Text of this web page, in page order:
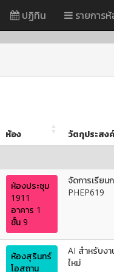
ปฏิทิน รายการห้
ห้อง วัตถุประสงค์
ห้องประชุม
1911
อาคาร 1
ชั้น 9
จัดการเรียน
PHEP619
ห้องสุรินทร์
โอสถานุ
AI สำหรับง
ใหม่